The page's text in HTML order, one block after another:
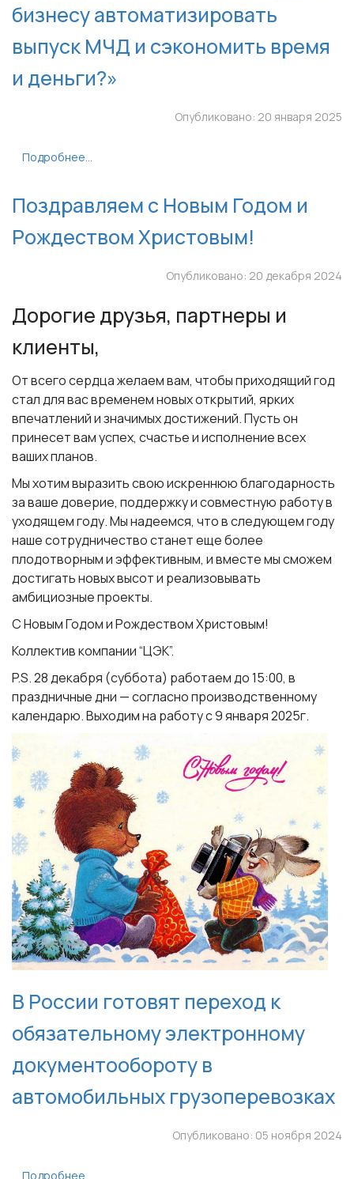
бизнесу автоматизировать
выпуск МЧД и сэкономить время
и деньги?»
Опубликовано: 20 января 2025
Подробнее...
Поздравляем с Новым Годом и
Рождеством Христовым!
Опубликовано: 20 декабря 2024
Дорогие друзья, партнеры и
клиенты,
От всего сердца желаем вам, чтобы приходящий год
стал для вас временем новых открытий, ярких
впечатлений и значимых достижений. Пусть он
принесет вам успех, счастье и исполнение всех
ваших планов.
Мы хотим выразить свою искреннюю благодарность
за ваше доверие, поддержку и совместную работу в
уходящем году. Мы надеемся, что в следующем году
наше сотрудничество станет еще более
плодотворным и эффективным, и вместе мы сможем
достигать новых высот и реализовывать
амбициозные проекты.
С Новым Годом и Рождеством Христовым!
Коллектив компании “ЦЭК”.
P.S. 28 декабря (суббота) работаем до 15:00, в
праздничные дни — согласно производственному
календарю. Выходим на работу с 9 января 2025г.
В России готовят переход к
обязательному электронному
документообороту в
автомобильных грузоперевозках
Опубликовано: 05 ноября 2024
Подробнее...